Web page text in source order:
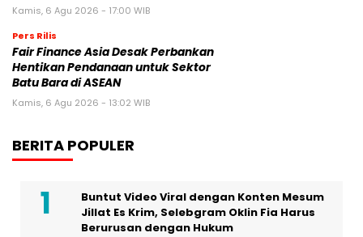
Kamis, 6 Agu 2026 - 17:00 WIB
Pers Rilis
Fair Finance Asia Desak Perbankan
Hentikan Pendanaan untuk Sektor
Batu Bara di ASEAN
Kamis, 6 Agu 2026 - 13:02 WIB
BERITA POPULER
Buntut Video Viral dengan Konten Mesum
Jillat Es Krim, Selebgram Oklin Fia Harus
Berurusan dengan Hukum